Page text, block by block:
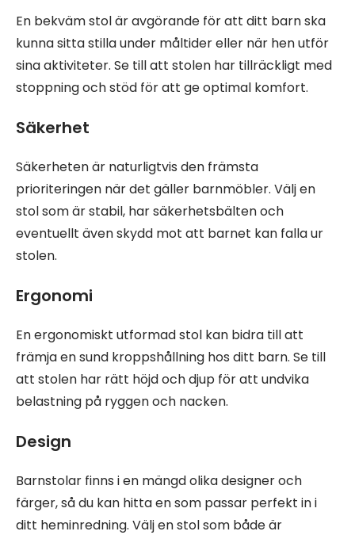
En bekväm stol är avgörande för att ditt barn ska
kunna sitta stilla under måltider eller när hen utför
sina aktiviteter. Se till att stolen har tillräckligt med
stoppning och stöd för att ge optimal komfort.
Säkerhet
Säkerheten är naturligtvis den främsta
prioriteringen när det gäller barnmöbler. Välj en
stol som är stabil, har säkerhetsbälten och
eventuellt även skydd mot att barnet kan falla ur
stolen.
Ergonomi
En ergonomiskt utformad stol kan bidra till att
främja en sund kroppshållning hos ditt barn. Se till
att stolen har rätt höjd och djup för att undvika
belastning på ryggen och nacken.
Design
Barnstolar finns i en mängd olika designer och
färger, så du kan hitta en som passar perfekt in i
ditt heminredning. Välj en stol som både är